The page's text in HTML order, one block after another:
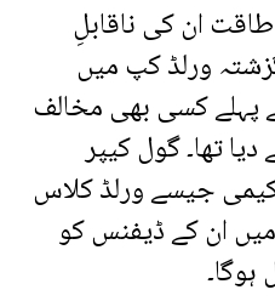
ان کی ناقابلِ
ورلڈ کپ میں
پہلے کسی بھی مخالف
تھا۔ گول کیپر
جیسے ورلڈ کلاس
ان کے ڈیفنس کو